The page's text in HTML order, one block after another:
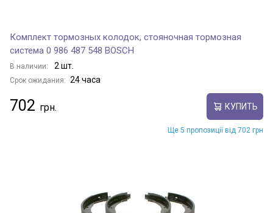
Комплект тормозных колодок, стояночная тормозная
система 0 986 487 548 BOSCH
В наличии: 2 шт.
Срок ожидания: 24 часа
702 КУПИТЬ
Ще 5 пропозиції від 702 грн